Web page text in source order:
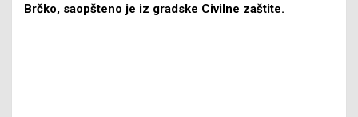
Brčko, saopšteno je iz gradske Civilne zaštite.